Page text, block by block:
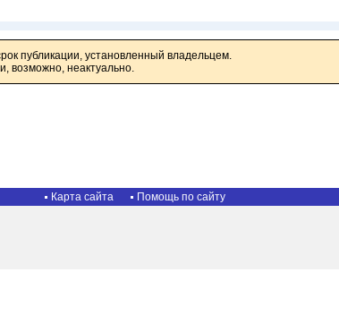
публикации, установленный владельцем.
возможно, неактуально.
Карта сайта Помощь по сайту